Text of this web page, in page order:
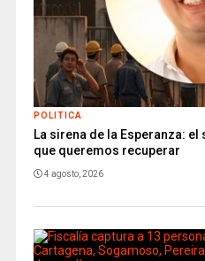
POLITICA
La sirena de la Esperanza:
que queremos recuperar
4 agosto, 2026